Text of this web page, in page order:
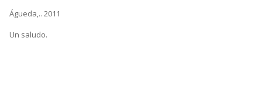
Águeda,.. 2011
Un saludo.